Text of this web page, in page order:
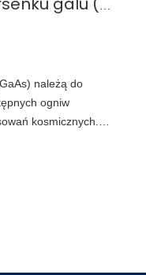
należą do
ogniw
kosmicznych.
w użyteczną